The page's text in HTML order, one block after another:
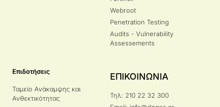
Webroot
Penetration Testing
Audits - Vulnerability
Assessements
Επιδοτήσεις
Ταμείο Ανάκαμψης και
Ανθεκτικότητας
ΕΠΙΚΟΙΝΩΝΙΑ
Τηλ: 210 22 32 300